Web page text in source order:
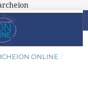
ONLINE /